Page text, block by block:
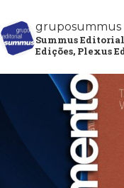
gruposummus
Summus
Edições, Plexus